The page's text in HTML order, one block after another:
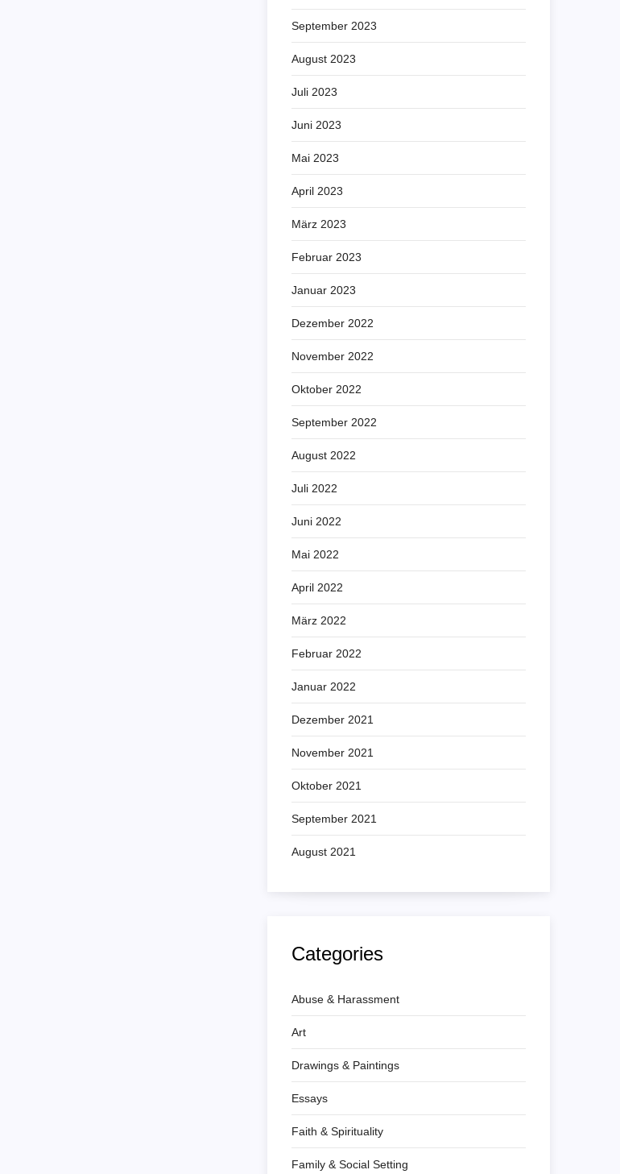
September 2023
August 2023
Juli 2023
Juni 2023
Mai 2023
April 2023
März 2023
Februar 2023
Januar 2023
Dezember 2022
November 2022
Oktober 2022
September 2022
August 2022
Juli 2022
Juni 2022
Mai 2022
April 2022
März 2022
Februar 2022
Januar 2022
Dezember 2021
November 2021
Oktober 2021
September 2021
August 2021
Categories
Abuse & Harassment
Art
Drawings & Paintings
Essays
Faith & Spirituality
Family & Social Setting